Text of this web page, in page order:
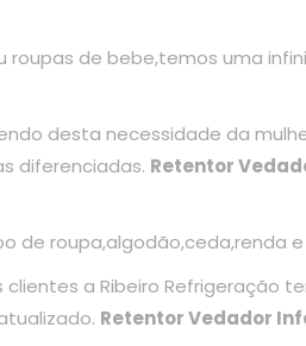
roupas de bebe,temos uma
desta necessidade da
diferenciadas. Retentor
de roupa,algodão,ceda,renda
a Ribeiro Refrigeração
Retentor Vedador